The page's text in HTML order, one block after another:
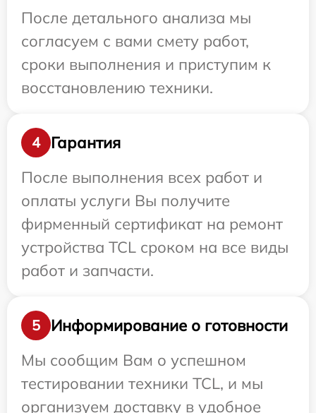
После детального анализа мы
согласуем с вами смету работ,
сроки выполнения и приступим к
восстановлению техники.
4
Гарантия
После выполнения всех работ и
оплаты услуги Вы получите
фирменный сертификат на ремонт
устройства TCL сроком на все виды
работ и запчасти.
5
Информирование о готовности
Мы сообщим Вам о успешном
тестировании техники TCL, и мы
организуем доставку в удобное